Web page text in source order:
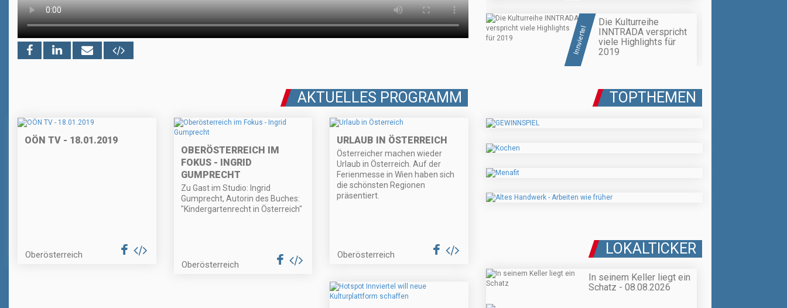
Innviertel
Die Kulturreihe
INNTRADA verspricht
viele Highlights für
2019
AKTUELLES PROGRAMM
OÖN TV - 18.01.2019
Oberösterreich
OBERÖSTERREICH IM
FOKUS - INGRID
GUMPRECHT
Zu Gast im Studio: Ingrid
Gumprecht, Autorin des Buches:
"Kindergartenrecht in Österreich"
Oberösterreich
URLAUB IN ÖSTERREICH
Österreicher machen wieder
Urlaub in Österreich. Auf der
Ferienmesse in Wien haben sich
die schönsten Regionen
präsentiert.
Oberösterreich
TOPTHEMEN
LOKALTICKER
In seinem Keller liegt ein
Schatz - 08.08.2026